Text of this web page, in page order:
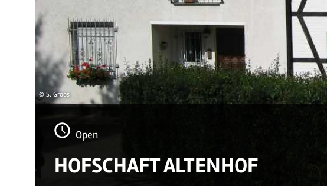
© S. Groos
Open
HOFSCHAFT ALTENHOF